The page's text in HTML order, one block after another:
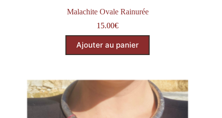
Malachite Ovale Rainurée
15.00€
Ajouter au panier